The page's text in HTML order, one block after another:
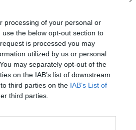
processing of your personal or
the below opt-out section to
is processed you may
utilized by us or personal
may separately opt-out of the
on the IAB’s list of downstream
third parties on the IAB’s List of
third parties.
85 minutes,
février 2026
janvier 2026